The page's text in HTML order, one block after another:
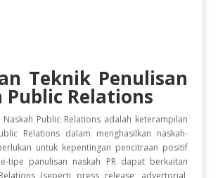
Teknik Penulisan
Public Relations
Naskah Public Relations adalah keterampilan
Relations dalam menghasilkan naskah-
untuk kepentingan pencitraan positif
tipe panulisan naskah PR dapat berkaitan
(seperti press release, advertorial,